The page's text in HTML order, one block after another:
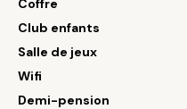
Coffre
Club enfants
Salle de jeux
Wifi
Demi-pension